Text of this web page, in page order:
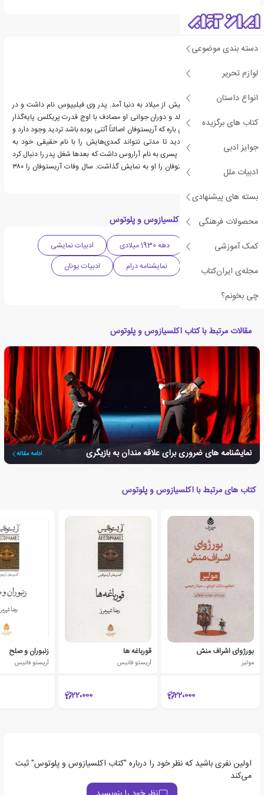
دسته بندی موضوعی
لوازم تحریر
انواع داستان
کتاب های برگزیده
جوایز ادبی
ادبیات ملل
بسته های پیشنهادی
محصولات فرهنگی
کمک آموزشی
مجله‌ی ایران‌کتاب
چی بخونم؟
درباره آریستو فانیس
آریستوفان در سال ۴۴۸ پیش از میلاد به دنیا آمد. پدر وی فیلیپوس نام داشت و در
آئیگینا می‌زیسته‌است. تولد و دوران جوانی او مصادف با اوج قدرت پریکلس پایه‌گذار
دموکراسی آتن بود. در این باره که آریستوفان اصالتاً آتنی بوده باشد تردید وجود دارد و
شاید همین امر باعث گردید تا مدتی نتواند کمدی‌هایش را با نام حقیقی خود به
نمایش بگذارد. آریستوفان پسری به نام آراروس داشت که بعدها شغل پدر را دنبال کرد
و دو نمایشنامهٔ آخر آریستوفان را او به نمایش گذاشت. سال وفات آریستوفان را ۳۸۰
پیش از میلاد ذکر کرده‌اند.
دسته بندی های کتاب اکلسیازوس و پلوتوس
ادبیات کلاسیک دهه 1930 میلادی
ادبیات نمایشی
نمایشنامه کمدی
نمایشنامه درام
ادبیات یونان
مقالات مرتبط با کتاب اکلسیازوس و پلوتوس
نمایشنامه های ضروری برای علاقه مندان به بازیگری ادامه مقاله
کتاب های مرتبط با اکلسیازوس و پلوتوس
بورژوای اشراف منش
مولیر
22،000
قورباغه ها
آریستو فانیس
22،000
زنبوران و صلح
آریستو فانیس
اولین نفری باشید که نظر خود را درباره "کتاب اکلسیازوس و پلوتوس" ثبت
می‌کند